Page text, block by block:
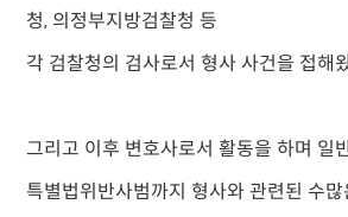
청, 의정부지방검찰청 등
각 검찰청의 검사로서 형사 사건을 접해
그리고 이후 변호사로서 활동을 하며 일
특별법위반사범까지 형사와 관련된 수